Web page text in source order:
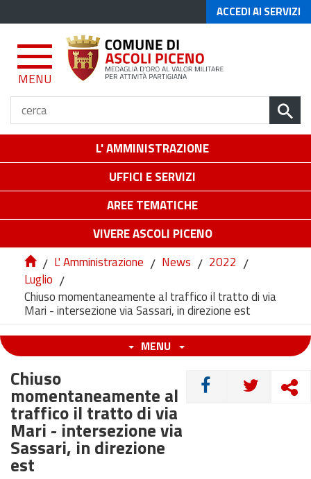
ACCEDI AI SERVIZI
MENU
L' AMMINISTRAZIONE
UFFICI E SERVIZI
AREE TEMATICHE
VIVERE ASCOLI PICENO
/ L' Amministrazione / News / 2022 /
Luglio /
Chiuso momentaneamente al traffico il tratto di via
Mari - intersezione via Sassari, in direzione est
MENU
CONDIVIDI
Chiuso
momentaneamente al
traffico il tratto di via
Mari - intersezione via
Sassari, in direzione
est